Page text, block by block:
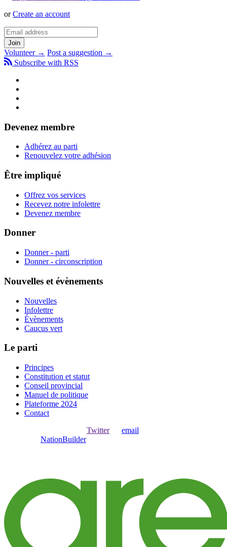
orCreate an account
Volunteer → Post a suggestion →
Subscribe with RSS
Devenez membre
Adhérez au parti
Renouvelez votre adhésion
Être impliqué
Offrez vos services
Recevez notre infolettre
Devenez membre
Donner
Donner - parti
Donner - circonscription
Nouvelles et évènements
Nouvelles
Infolettre
Évènements
Caucus vert
Le parti
Principes
Constitution et statut
Conseil provincial
Manuel de politique
Plateforme 2024
Contact
Twitterou email
NationBuilder